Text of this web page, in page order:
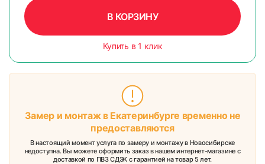
В КОРЗИНУ
Купить в 1 клик
Замер и монтаж в Екатеринбурге временно не
предоставляются
В настоящий момент услуга по замеру и монтажу в Новосибирске
недоступна. Вы можете оформить заказ в нашем интернет-магазине с
доставкой по ПВЗ СДЭК с гарантией на товар 5 лет.